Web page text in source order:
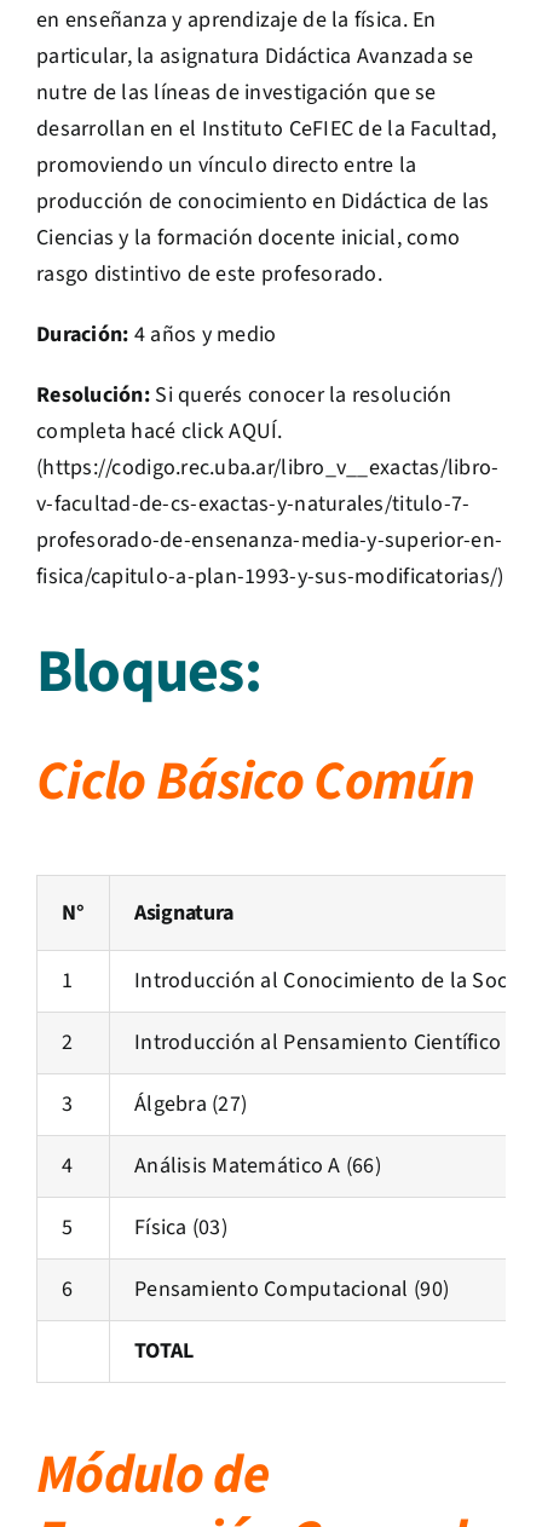
en enseñanza y aprendizaje de la física. En
particular, la asignatura Didáctica Avanzada se
nutre de las líneas de investigación que se
desarrollan en el Instituto CeFIEC de la Facultad,
promoviendo un vínculo directo entre la
producción de conocimiento en Didáctica de las
Ciencias y la formación docente inicial, como
rasgo distintivo de este profesorado.
Duración: 4 años y medio
Resolución:Si querés conocer la resolución
completa hacé clickAQUÍ.
(https://codigo.rec.uba.ar/libro_v__exactas/libro-
v-facultad-de-cs-exactas-y-naturales/titulo-7-
profesorado-de-ensenanza-media-y-superior-en-
fisica/capitulo-a-plan-1993-y-sus-modificatorias/)
Bloques:
Ciclo Básico Común
N° Asignatura
1 Introducción al Conocimiento de la
2 Introducción al Pensamiento Científico (40)
3 Álgebra (27)
4 Análisis Matemático A (66)
5 Física (03)
6 Pensamiento Computacional (90)
TOTAL
Módulo de